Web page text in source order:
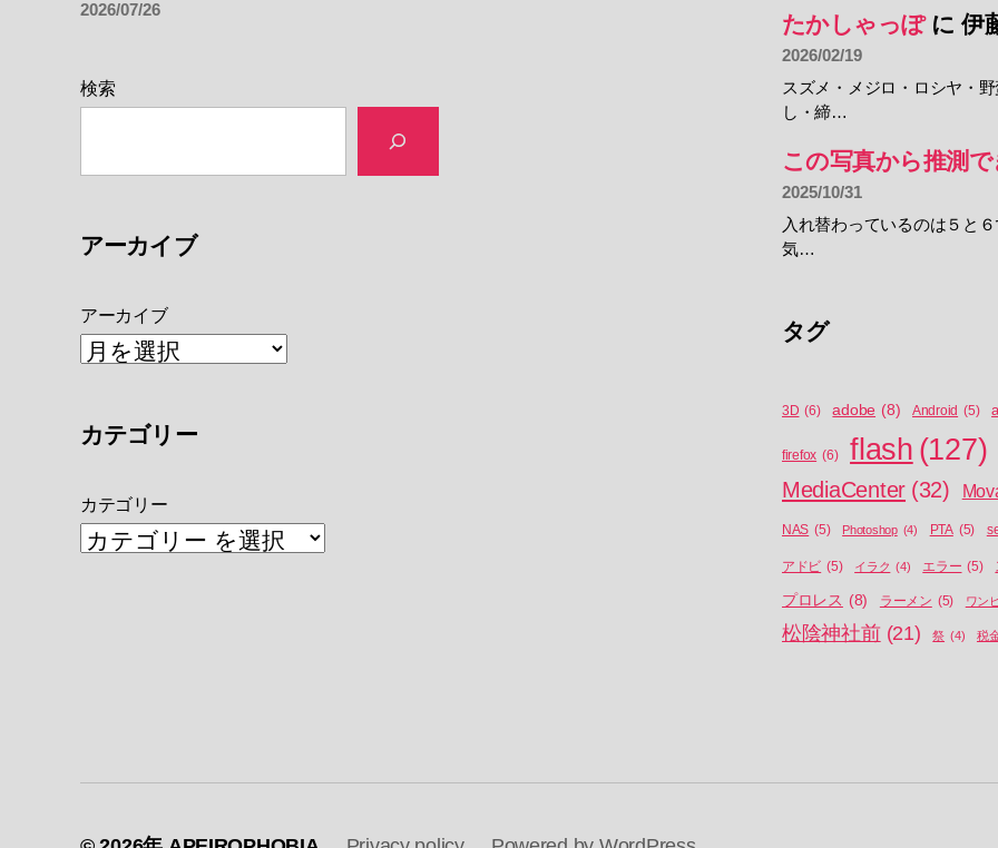
2026/07/26
検索
アーカイブ
アーカイブ
カテゴリー
カテゴリー
たかしゃっぽに伊
2026/02/19
スズメ・メジロ・ロシヤ・
し・締…
この写真から推測
2025/10/31
入れ替わっているのは５と
気…
タグ
3D (6) adobe (8) Android (5)
firefox (6) flash (127)
MediaCenter (32)
NAS (5) Photoshop (4) PTA (5)
アドビ (5) イラク (4) エラー (5)
プロレス (8) ラーメン (5) ワン
松陰神社前 (21) 祭 (4) 税